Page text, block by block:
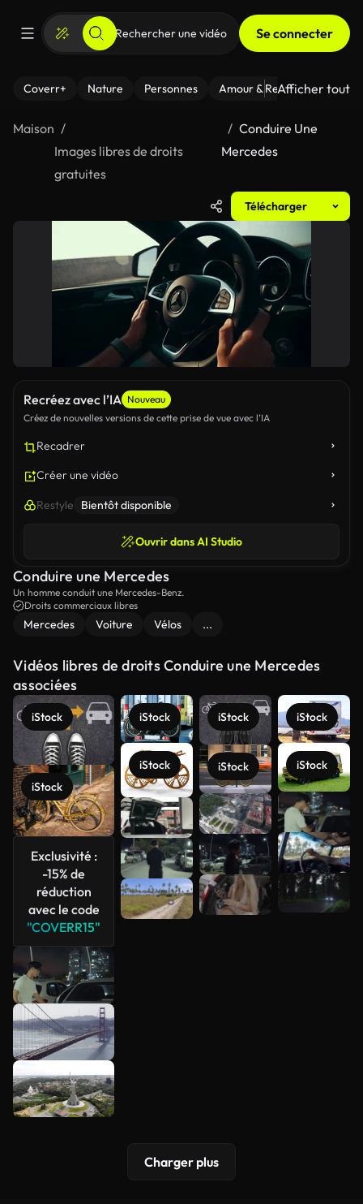
Se connecter
Coverr+ Nature Personnes Amour & Relations Le
Afficher tout
Maison
Images libres de droits
gratuites
Conduire Une
Mercedes
Télécharger
Recréez avec l’IA Nouveau
Créez de nouvelles versions de cette prise de vue avec l’IA
Recadrer
Créer une vidéo
Restyle Bientôt disponible
Ouvrir dans AI Studio
Conduire une Mercedes
Un homme conduit une Mercedes-Benz.
Droits commerciaux libres
Mercedes Voiture Vélos ...
Vidéos libres de droits Conduire une Mercedes
associées
iStock
iStock
Exclusivité :
-15% de
réduction
avec le code
"COVERR15"
iStock
iStock
iStock
iStock
iStock
iStock
Voir plus
Charger plus